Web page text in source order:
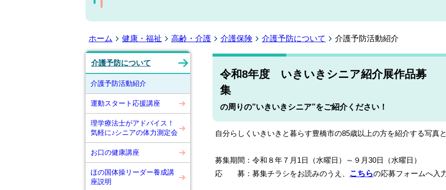
ホーム 健康・福祉 高齢・介護 介護保険 介護予防について 介護予防活動紹介
介護予防について
介護予防活動紹介
運動スタート応援講座
理学療法士がアドバイス！
気軽に♪シニアの体力測定会
お口の健康講座
ほの国体操リーダー養成講
座説明
令和8年度 いきいきシニア紹介展作品募
の周りの”いきいきシニア”をご紹介ください！
自分らしくいきいきと暮らす豊橋市の85歳以上の方を紹介する写真
募集期間：令和８年７月1日（水曜日）～９月30日（水曜日）
応 募：募集チラシをお読みのうえ、 こちらの応募フォームへ入